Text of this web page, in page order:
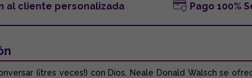
al cliente personalizada Pago 100%
(¡tres veces!) con Dios, Neale Donald Walsch se